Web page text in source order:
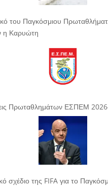
του Παγκόσμιου
η Καρυώτη
Πρωταθλημάτων ΕΣΠΕΜ
σχέδιο της FIFA για το